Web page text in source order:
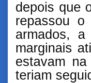
depois que
repassou o
armados,
marginais
estavam
teriam